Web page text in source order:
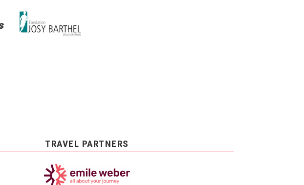
TRAVEL PARTNERS